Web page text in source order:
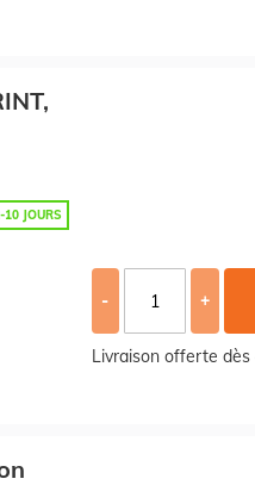
JOURS
- +
Livraison offerte dès